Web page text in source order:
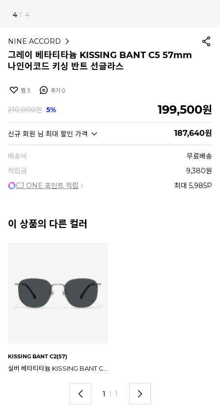
4 I 4
NINE ACCORD
그레이 베타티타늄 KISSING BANT C5 57mm
나인어코드 키싱 반트 선글라스
찜 3 후기 0
210,000원 5% 199,500원
신규 회원 님 최대 할인 가격 187,640원
배송비
무료배송
적립금
9,380원
CJ ONE 포인트 적립
최대 5,985P
이 상품의 다른 컬러
KISSING BANT C2(57)
1 I 1